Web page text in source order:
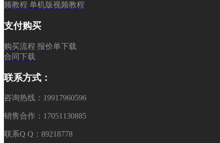
频教程 单机版视频教程
支付购买
购买流程 报价单下载
合同下载
联系方式：
咨询热线：19917960596
销售合作：17051130885
联系Q Q：89218778